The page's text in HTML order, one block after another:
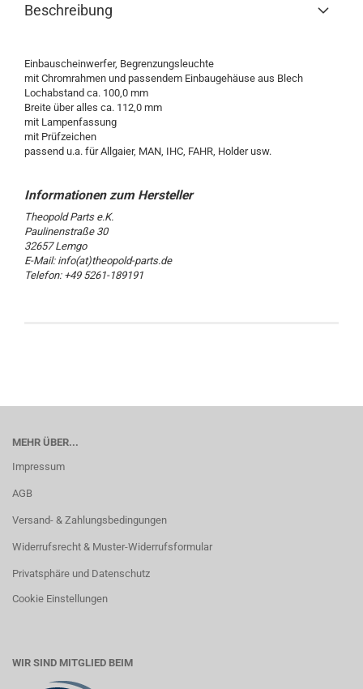
Beschreibung
Einbauscheinwerfer, Begrenzungsleuchte
mit Chromrahmen und passendem Einbaugehäuse aus Blech
Lochabstand ca. 100,0 mm
Breite über alles ca. 112,0 mm
mit Lampenfassung
mit Prüfzeichen
passend u.a. für Allgaier, MAN, IHC, FAHR, Holder usw.
Theopold Parts e.K.
Paulinenstraße 30
32657 Lemgo
E-Mail: info(at)theopold-parts.de
Telefon: +49 5261-189191
MEHR ÜBER...
Impressum
AGB
Versand- & Zahlungsbedingungen
Widerrufsrecht & Muster-Widerrufsformular
Privatsphäre und Datenschutz
Cookie Einstellungen
WIR SIND MITGLIED BEIM